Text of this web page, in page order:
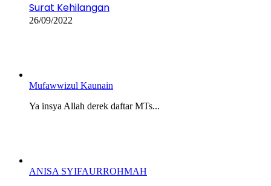
Surat Kehilangan
26/09/2022
Mufawwizul Kaunain
Ya insya Allah derek daftar MTs...
ANISA SYIFAURROHMAH